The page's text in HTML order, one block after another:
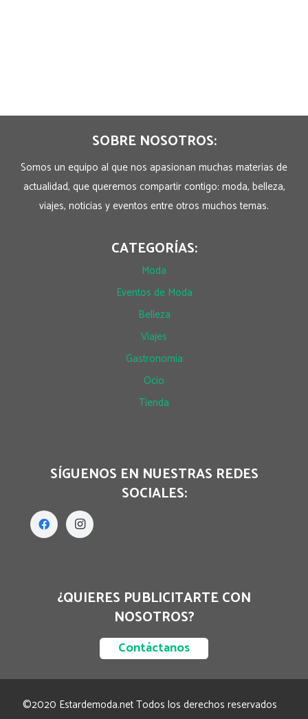
SOBRE NOSOTROS:
Somos un equipo al que nos apasionan muchas materias de
actualidad, que queremos compartir contigo: moda, belleza,
viajes, noticias y eventos entre otros muchos temas.
CATEGORÍAS:
Moda
Eventos de Moda
Belleza
Viajes
Gastronomía
Ocio
Tienda
SÍGUENOS EN NUESTRAS REDES
SOCIALES:
¿QUIERES PUBLICITARTE CON
NOSOTROS?
Contáctanos
©2020 Estardemoda.net Todos los derechos reservados